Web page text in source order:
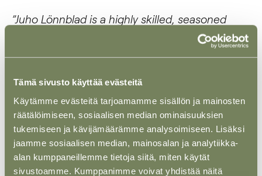
Tämä sivusto käyttää evästeitä
Käytämme evästeitä tarjoamamme sisällön ja mainosten
räätälöimiseen, sosiaalisen median ominaisuuksien
tukemiseen ja kävijämäärämme analysoimiseen. Lisäksi
jaamme sosiaalisen median, mainosalan ja analytiikka-
alan kumppaneillemme tietoja siitä, miten käytät
sivustoamme. Kumppanimme voivat yhdistää näitä
”Juho Lönnblad is a highly skilled, seasoned
professional with hands-on involvement and
great attention to detail. Having worked with
estate practices, I find his practical, hands-on
approach to be very exceptional for his level of
seniority.”(Legal 500 EMEA 2026)
”Juho Lönnblad has good presentation skills and
prepares his insights carefully. He is always